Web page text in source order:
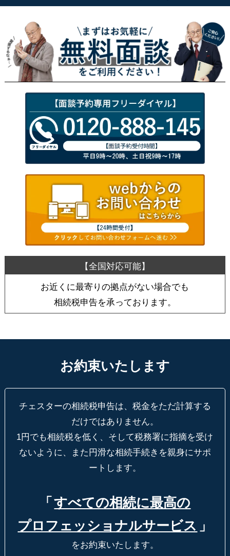
お近くに最寄りの拠点がない場合でも
相続税申告を承っております。
お約束いたします
チェスターの相続税申告は、税金をただ計算する
だけではありません。
1円でも相続税を低く、そして税務署に指摘を受け
ないように、
また円滑な相続手続きを親身にサポ
ートします。
「 すべての相続に最高の
プロフェッショナルサービス 」
をお約束いたします。